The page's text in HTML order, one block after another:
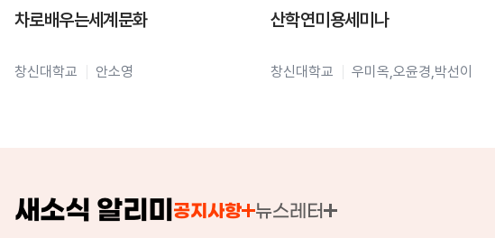
차로배우는세계문화
창신대학교 안소영
산학연미용세미나
창신대학교 우미옥,오윤경,박선이
새소식 알리미 공지사항 뉴스레터